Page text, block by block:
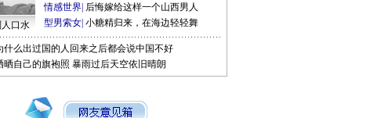
口水
情感世界 后悔嫁给这样一个山西男人
型男索女 小糖精归来，在海边轻轻舞
什么出过国的人回来之后都会说中国不好
晒自己的旗袍照 暴雨过后天空依旧晴朗